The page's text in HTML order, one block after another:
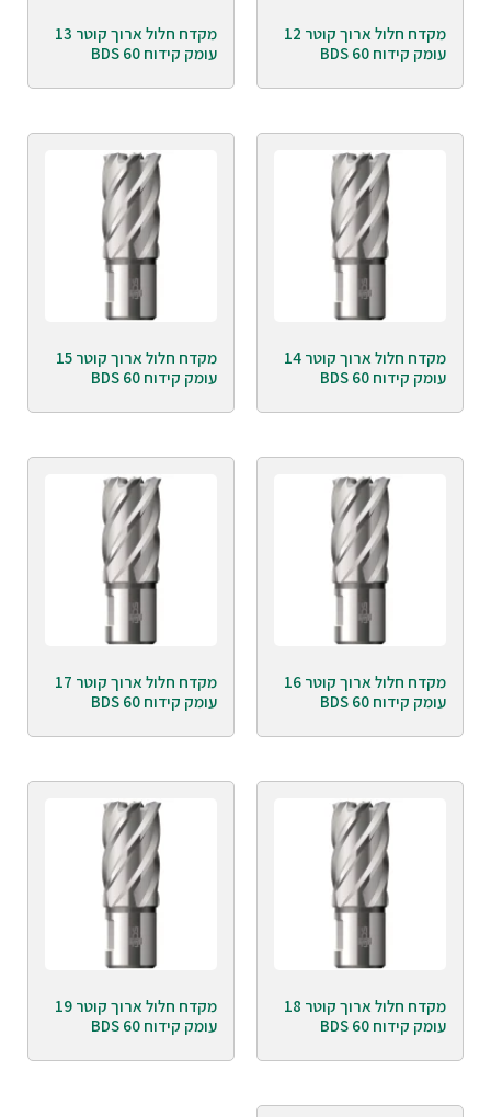
מקדח חלול ארוך קוטר 12
עומק קידוח 60 BDS
מקדח חלול ארוך קוטר 13
עומק קידוח 60 BDS
מקדח חלול ארוך קוטר 14
עומק קידוח 60 BDS
מקדח חלול ארוך קוטר 15
עומק קידוח 60 BDS
מקדח חלול ארוך קוטר 16
עומק קידוח 60 BDS
מקדח חלול ארוך קוטר 17
עומק קידוח 60 BDS
מקדח חלול ארוך קוטר 18
עומק קידוח 60 BDS
מקדח חלול ארוך קוטר 19
עומק קידוח 60 BDS